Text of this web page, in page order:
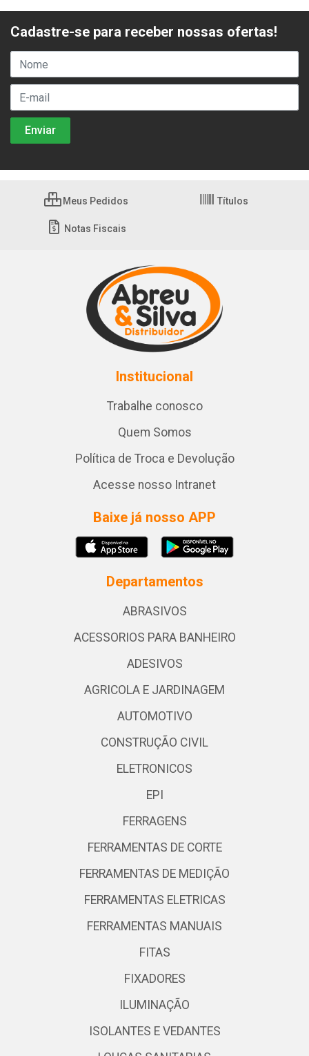
Cadastre-se para receber nossas ofertas!
Meus Pedidos Títulos
Notas Fiscais
Institucional
Trabalhe conosco
Quem Somos
Política de Troca e Devolução
Acesse nosso Intranet
Baixe já nosso APP
Departamentos
ABRASIVOS
ACESSORIOS PARA BANHEIRO
ADESIVOS
AGRICOLA E JARDINAGEM
AUTOMOTIVO
CONSTRUÇÃO CIVIL
ELETRONICOS
EPI
FERRAGENS
FERRAMENTAS DE CORTE
FERRAMENTAS DE MEDIÇÃO
FERRAMENTAS ELETRICAS
FERRAMENTAS MANUAIS
FITAS
FIXADORES
ILUMINAÇÃO
ISOLANTES E VEDANTES